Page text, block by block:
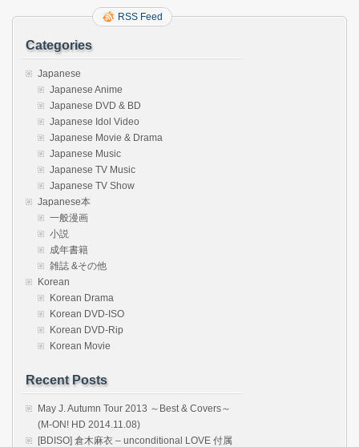
RSS Feed
Categories
Japanese
Japanese Anime
Japanese DVD & BD
Japanese Idol Video
Japanese Movie & Drama
Japanese Music
Japanese TV Music
Japanese TV Show
Japanese本
一般漫画
小説
成年書籍
雑誌 &その他
Korean
Korean Drama
Korean DVD-ISO
Korean DVD-Rip
Korean Movie
Recent Posts
May J. Autumn Tour 2013 ～Best & Covers～
(M-ON! HD 2014.11.08)
[BDISO] 倉木麻衣 – unconditional LOVE 付属